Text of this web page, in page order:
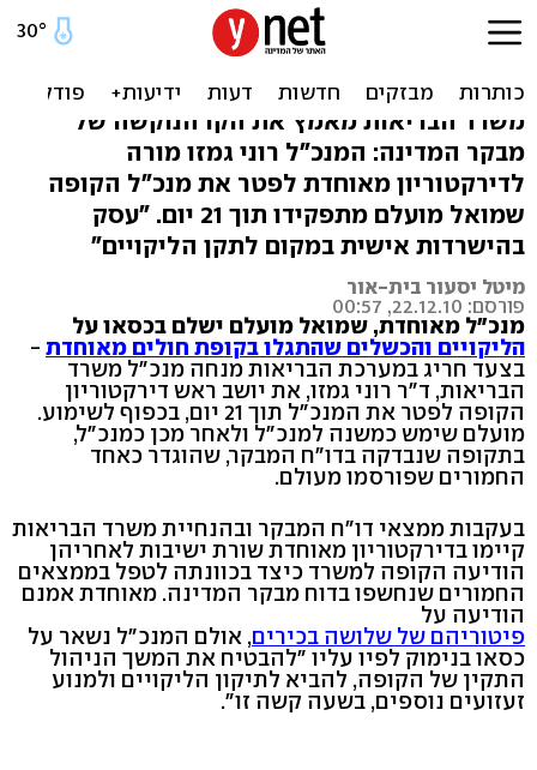
מנכ"ל מש' הבריאות הורה:
יפוטר מנכ"ל מאוחדת
משרד הבריאות מאמץ את הקו הנוקשה של
מבקר המדינה: המנכ"ל רוני גמזו מורה
לדירקטוריון מאוחדת לפטר את מנכ"ל הקופה
שמואל מועלם מתפקידו תוך 21 יום. "עסק
בהישרדות אישית במקום לתקן הליקויים"
מיטל יסעור בית-אור
פורסם: 22.12.10, 00:57
מנכ"ל מאוחדת, שמואל מועלם ישלם בכסאו על
הליקויים והכשלים שהתגלו בקופת חולים מאוחדת -
בצעד חריג במערכת הבריאות מנחה מנכ"ל משרד
הבריאות, ד"ר רוני גמזו, את יושב ראש דירקטוריון
הקופה לפטר את המנכ"ל תוך 21 יום, בכפוף לשימוע.
מועלם שימש כמשנה למנכ"ל ולאחר מכן כמנכ"ל,
בתקופה שנבדקה בדו"ח המבקר, שהוגדר כאחד
החמורים שפורסמו מעולם.
בעקבות ממצאי דו"ח המבקר ובהנחיית משרד הבריאות
קיימו בדירקטוריון מאוחדת שורת ישיבות לאחריהן
הודיעה הקופה למשרד כיצד בכוונתה לטפל בממצאים
החמורים שנחשפו בדוח מבקר המדינה. מאוחדת אמנם
הודיעה על
פיטוריהם של שלושה בכירים, אולם המנכ"ל נשאר על
כסאו בנימוק לפיו עליו "להבטיח את המשך הניהול
התקין של הקופה, להביא לתיקון הליקויים ולמנוע
זעזועים נוספים, בשעה קשה זו".